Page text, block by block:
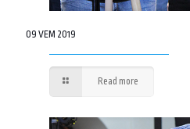
09 VEM 2019
Read more